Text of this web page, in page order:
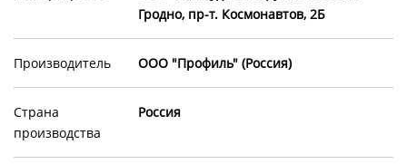
Гродно, пр-т. Космонавтов, 2Б
Производитель ООО "Профиль" (Россия)
Страна
производства
Россия